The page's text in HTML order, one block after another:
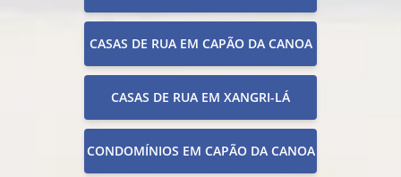
CASAS DE RUA EM CAPÃO DA CANOA
CASAS DE RUA EM XANGRI-LÁ
CONDOMÍNIOS EM CAPÃO DA CANOA